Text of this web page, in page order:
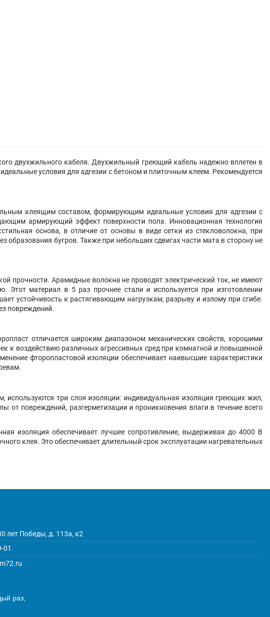
двухжильного кабеля. Двухжильный греющий кабель надежно вплетен в
условия для адгезии с бетоном и плиточным клеем. Рекомендуется
клеящим составом, формирующим идеальные условия для адгезии с
армирующий эффект поверхности пола. Инновационная технология
основа, в отличие от основы в виде сетки из стекловолокна, при
образования бугров. Также при небольших сдвигах части мата в сторону не
прочности. Арамидные волокна не проводят электрический ток, не имеют
Этот материал в 5 раз прочнее стали и используется при изготовлении
устойчивость к растягивающим нагрузкам, разрыву и излому при сгибе.
повреждений.
отличается широким диапазоном механических свойств, хорошими
к воздействию различных агрессивных сред при комнатной и повышенной
фторопластовой изоляции обеспечивает наивысшие характеристики
три слоя изоляции: индивидуальная изоляция греющих жил,
повреждений, разгерметизации и проникновения влаги в течение всего
изоляция обеспечивает лучшее сопротивление, выдерживая до 4000 В
клея. Это обеспечивает длительный срок эксплуатации нагревательных
лет Победы, д. 113а, к2
01
раз,